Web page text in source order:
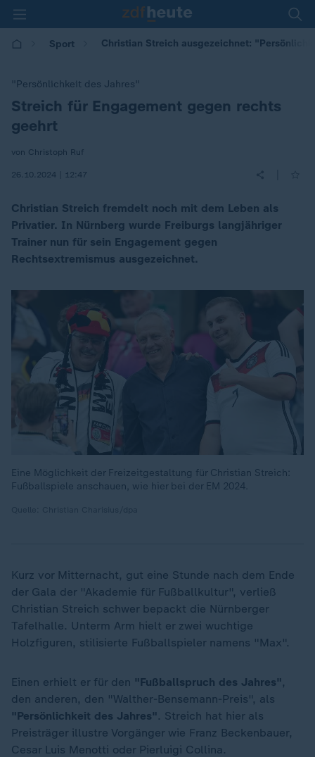
Sport Christian Streich ausgezeichnet:
"Persönlichkeit des Jahres"
:
Streich für Engagement gegen rechts
geehrt
von Christoph Ruf
26.10.2024 | 12:47
Christian Streich fremdelt noch mit dem Leben als
Privatier. In Nürnberg wurde Freiburgs langjähriger
Trainer nun für sein Engagement gegen
Rechtsextremismus ausgezeichnet.
Eine Möglichkeit der Freizeitgestaltung für Christian Streich:
Fußballspiele anschauen, wie hier bei der EM 2024.
Kurz vor Mitternacht, gut eine Stunde nach dem Ende
der Gala der "Akademie für Fußballkultur", verließ
Christian Streich schwer bepackt die Nürnberger
Tafelhalle. Unterm Arm hielt er zwei wuchtige
Holzfiguren, stilisierte Fußballspieler namens "Max".
Einen erhielt er für den "Fußballspruch des Jahres" ,
den anderen, den "Walther-Bensemann-Preis", als
"Persönlichkeit des Jahres" . Streich hat hier als
Preisträger illustre Vorgänger wie Franz Beckenbauer,
Cesar Luis Menotti oder Pierluigi Collina.